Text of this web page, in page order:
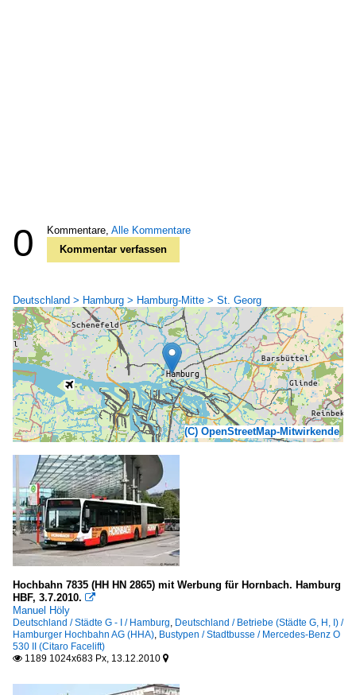
0 Kommentare, Alle Kommentare
Kommentar verfassen
Deutschland > Hamburg > Hamburg-Mitte > St. Georg
(C) OpenStreetMap-Mitwirkende
Hochbahn 7835 (HH HN 2865) mit Werbung für Hornbach. Hamburg
HBF, 3.7.2010. 
Manuel Höly
Deutschland / Städte G - I / Hamburg, Deutschland / Betriebe (Städte G, H, I) /
Hamburger Hochbahn AG (HHA), Bustypen / Stadtbusse / Mercedes-Benz O
530 II (Citaro Facelift)
 1189 1024x683 Px, 13.12.2010 